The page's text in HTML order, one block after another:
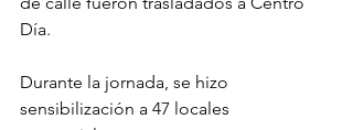
Día.
Durante la jornada, se hizo
sensibilización a 47 locales